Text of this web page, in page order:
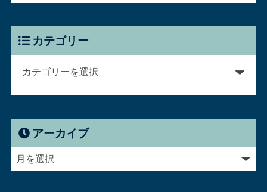
カテゴリー
アーカイブ